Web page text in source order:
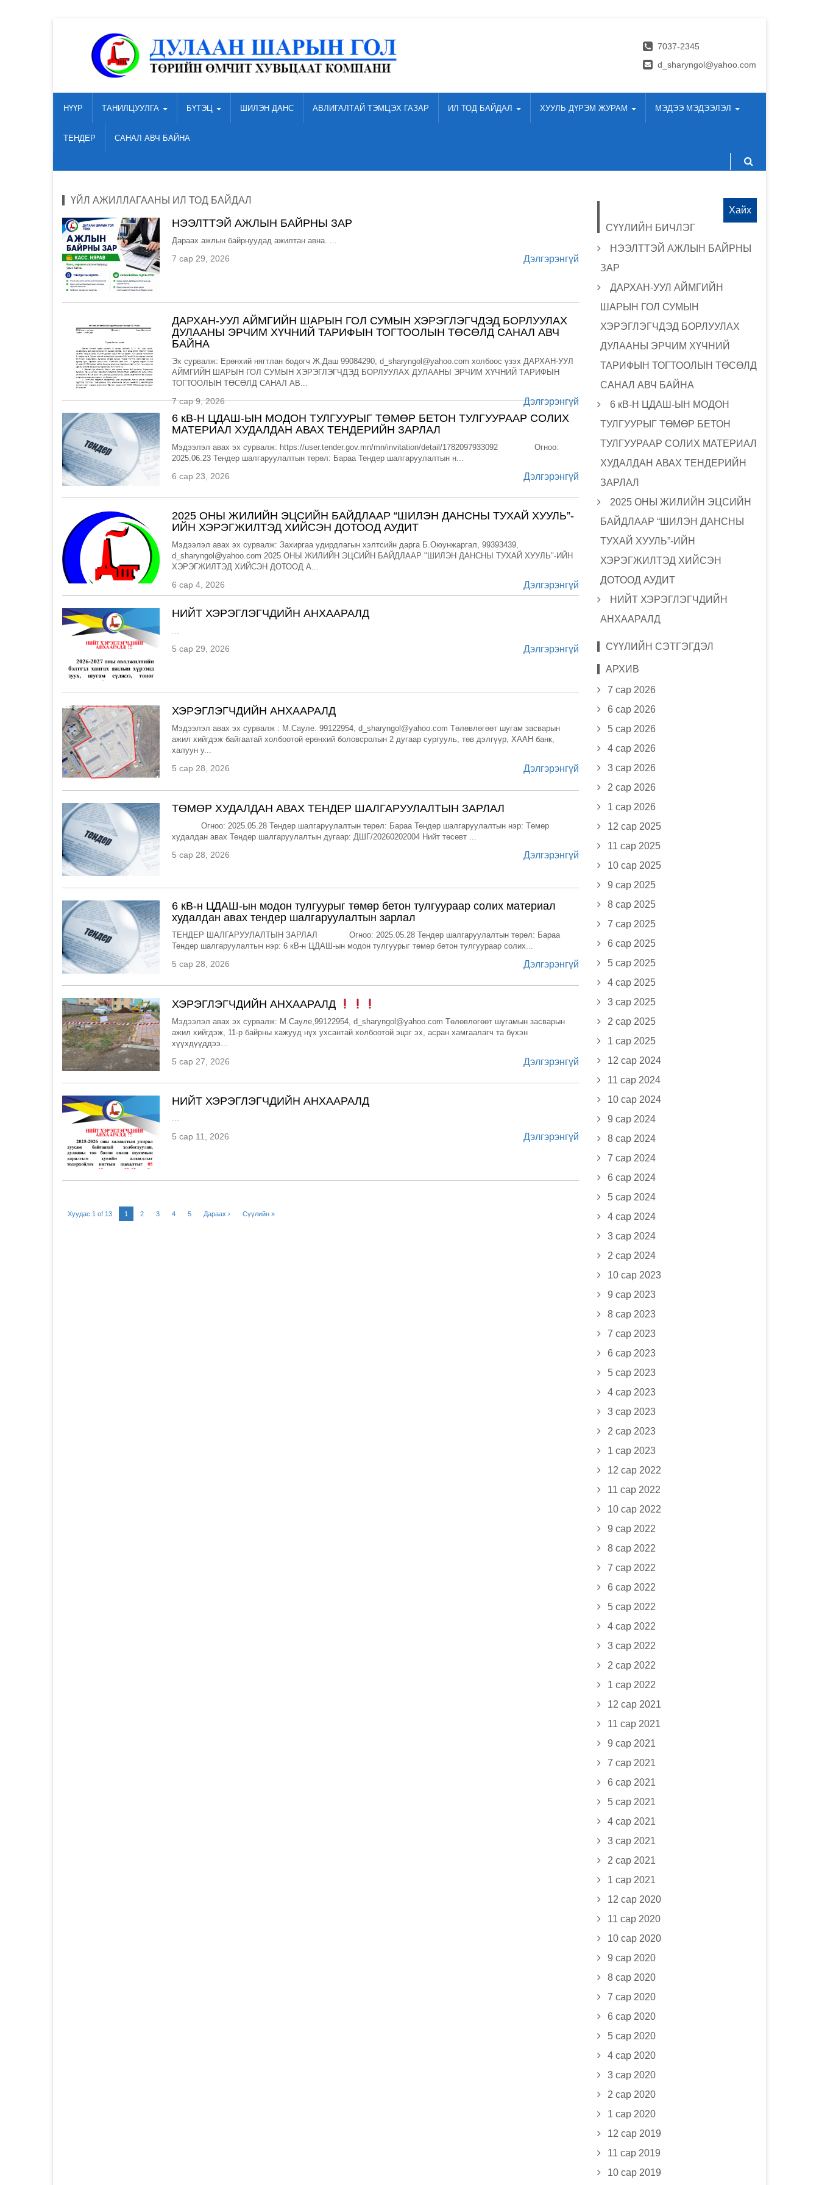
7037-2345
d_sharyngol@yahoo.com
НҮҮР ТАНИЛЦУУЛГА БҮТЭЦ ШИЛЭН ДАНС АВЛИГАЛТАЙ ТЭМЦЭХ ГАЗАР ИЛ ТОД БАЙДАЛ ХУУЛЬ ДҮРЭМ ЖУРАМ МЭДЭЭ МЭДЭЭЛЭЛ
ТЕНДЕР САНАЛ АВЧ БАЙНА
ҮЙЛ АЖИЛЛАГААНЫ ИЛ ТОД БАЙДАЛ
НЭЭЛТТЭЙ АЖЛЫН БАЙРНЫ ЗАР
Дараах ажлын байрнуудад ажилтан авна. ...
7 сар 29, 2026 Дэлгэрэнгүй
ДАРХАН-УУЛ АЙМГИЙН ШАРЫН ГОЛ СУМЫН ХЭРЭГЛЭГЧДЭД БОРЛУУЛАХ
ДУЛААНЫ ЭРЧИМ ХҮЧНИЙ ТАРИФЫН ТОГТООЛЫН ТӨСӨЛД САНАЛ АВЧ
БАЙНА
Эх сурвалж: Ерөнхий нягтлан бодогч Ж.Даш 99084290, d_sharyngol@yahoo.com холбоос үзэх ДАРХАН-УУЛ
АЙМГИЙН ШАРЫН ГОЛ СУМЫН ХЭРЭГЛЭГЧДЭД БОРЛУУЛАХ ДУЛААНЫ ЭРЧИМ ХҮЧНИЙ ТАРИФЫН
ТОГТООЛЫН ТӨСӨЛД САНАЛ АВ...
7 сар 9, 2026 Дэлгэрэнгүй
6 кВ-Н ЦДАШ-ЫН МОДОН ТУЛГУУРЫГ ТӨМӨР БЕТОН ТУЛГУУРААР СОЛИХ
МАТЕРИАЛ ХУДАЛДАН АВАХ ТЕНДЕРИЙН ЗАРЛАЛ
Мэдээлэл авах эх сурвалж: https://user.tender.gov.mn/mn/invitation/detail/1782097933092 Огноо:
2025.06.23 Тендер шалгаруулалтын төрөл: Бараа Тендер шалгаруулалтын н...
6 сар 23, 2026 Дэлгэрэнгүй
2025 ОНЫ ЖИЛИЙН ЭЦСИЙН БАЙДЛААР “ШИЛЭН ДАНСНЫ ТУХАЙ ХУУЛЬ”-
ИЙН ХЭРЭГЖИЛТЭД ХИЙСЭН ДОТООД АУДИТ
Мэдээлэл авах эх сурвалж: Захиргаа удирдлагын хэлтсийн дарга Б.Оюунжаргал, 99393439,
d_sharyngol@yahoo.com 2025 ОНЫ ЖИЛИЙН ЭЦСИЙН БАЙДЛААР "ШИЛЭН ДАНСНЫ ТУХАЙ ХУУЛЬ"-ИЙН
ХЭРЭГЖИЛТЭД ХИЙСЭН ДОТООД А...
6 сар 4, 2026 Дэлгэрэнгүй
НИЙТ ХЭРЭГЛЭГЧДИЙН АНХААРАЛД
...
5 сар 29, 2026 Дэлгэрэнгүй
ХЭРЭГЛЭГЧДИЙН АНХААРАЛД
Мэдээлэл авах эх сурвалж : М.Сауле. 99122954, d_sharyngol@yahoo.com Төлөвлөгөөт шугам засварын
ажил хийгдэж байгаатай холбоотой ерөнхий боловсролын 2 дугаар сургууль, төв дэлгүүр, ХААН банк,
халуун у...
5 сар 28, 2026 Дэлгэрэнгүй
ТӨМӨР ХУДАЛДАН АВАХ ТЕНДЕР ШАЛГАРУУЛАЛТЫН ЗАРЛАЛ
Огноо: 2025.05.28 Тендер шалгаруулалтын төрөл: Бараа Тендер шалгаруулалтын нэр: Төмөр
худалдан авах Тендер шалгаруулалтын дугаар: ДШГ/20260202004 Нийт төсөвт ...
5 сар 28, 2026 Дэлгэрэнгүй
6 кВ-н ЦДАШ-ын модон тулгуурыг төмөр бетон тулгуураар солих материал
худалдан авах тендер шалгаруулалтын зарлал
ТЕНДЕР ШАЛГАРУУЛАЛТЫН ЗАРЛАЛ Огноо: 2025.05.28 Тендер шалгаруулалтын төрөл: Бараа
Тендер шалгаруулалтын нэр: 6 кВ-н ЦДАШ-ын модон тулгуурыг төмөр бетон тулгуураар солих...
5 сар 28, 2026 Дэлгэрэнгүй
ХЭРЭГЛЭГЧДИЙН АНХААРАЛД
Мэдээлэл авах эх сурвалж: М.Сауле,99122954, d_sharyngol@yahoo.com Төлөвлөгөөт шугамын засварын
ажил хийгдэж, 11-р байрны хажууд нүх ухсантай холбоотой эцэг эх, асран хамгаалагч та бүхэн
хүүхдүүддээ...
5 сар 27, 2026 Дэлгэрэнгүй
НИЙТ ХЭРЭГЛЭГЧДИЙН АНХААРАЛД
...
5 сар 11, 2026 Дэлгэрэнгүй
Хуудас 1 of 13 1 2 3 4 5 Дараах › Сүүлийн »
СҮҮЛИЙН БИЧЛЭГ
НЭЭЛТТЭЙ АЖЛЫН БАЙРНЫ
ЗАР
ДАРХАН-УУЛ АЙМГИЙН
ШАРЫН ГОЛ СУМЫН
ХЭРЭГЛЭГЧДЭД БОРЛУУЛАХ
ДУЛААНЫ ЭРЧИМ ХҮЧНИЙ
ТАРИФЫН ТОГТООЛЫН ТӨСӨЛД
САНАЛ АВЧ БАЙНА
6 кВ-Н ЦДАШ-ЫН МОДОН
ТУЛГУУРЫГ ТӨМӨР БЕТОН
ТУЛГУУРААР СОЛИХ МАТЕРИАЛ
ХУДАЛДАН АВАХ ТЕНДЕРИЙН
ЗАРЛАЛ
2025 ОНЫ ЖИЛИЙН ЭЦСИЙН
БАЙДЛААР “ШИЛЭН ДАНСНЫ
ТУХАЙ ХУУЛЬ”-ИЙН
ХЭРЭГЖИЛТЭД ХИЙСЭН
ДОТООД АУДИТ
НИЙТ ХЭРЭГЛЭГЧДИЙН
АНХААРАЛД
СҮҮЛИЙН СЭТГЭГДЭЛ
АРХИВ
7 сар 2026
6 сар 2026
5 сар 2026
4 сар 2026
3 сар 2026
2 сар 2026
1 сар 2026
12 сар 2025
11 сар 2025
10 сар 2025
9 сар 2025
8 сар 2025
7 сар 2025
6 сар 2025
5 сар 2025
4 сар 2025
3 сар 2025
2 сар 2025
1 сар 2025
12 сар 2024
11 сар 2024
10 сар 2024
9 сар 2024
8 сар 2024
7 сар 2024
6 сар 2024
5 сар 2024
4 сар 2024
3 сар 2024
2 сар 2024
10 сар 2023
9 сар 2023
8 сар 2023
7 сар 2023
6 сар 2023
5 сар 2023
4 сар 2023
3 сар 2023
2 сар 2023
1 сар 2023
12 сар 2022
11 сар 2022
10 сар 2022
9 сар 2022
8 сар 2022
7 сар 2022
6 сар 2022
5 сар 2022
4 сар 2022
3 сар 2022
2 сар 2022
1 сар 2022
12 сар 2021
11 сар 2021
9 сар 2021
7 сар 2021
6 сар 2021
5 сар 2021
4 сар 2021
3 сар 2021
2 сар 2021
1 сар 2021
12 сар 2020
11 сар 2020
10 сар 2020
9 сар 2020
8 сар 2020
7 сар 2020
6 сар 2020
5 сар 2020
4 сар 2020
3 сар 2020
2 сар 2020
1 сар 2020
12 сар 2019
11 сар 2019
10 сар 2019